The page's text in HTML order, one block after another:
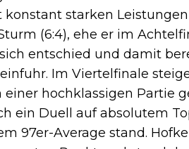
starken
(6:4), ehe er im
entschied und damit
Im Viertelfinale
einer hochklassigen Partie
ein Duell auf absolutem
97er-Average stand.